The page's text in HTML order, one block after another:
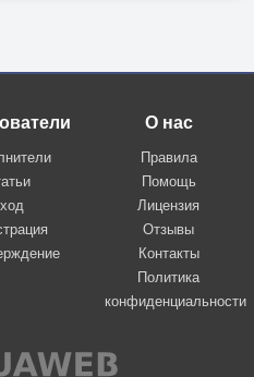
О нас
Правила
Помощь
Лицензия
Отзывы
Контакты
Политика
конфиденциальности